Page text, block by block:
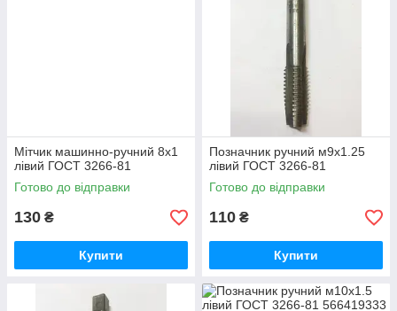
Мітчик машинно-ручний 8х1
лівий ГОСТ 3266-81
Готово до відправки
130 ₴
Купити
Позначник ручний м9х1.25
лівий ГОСТ 3266-81
Готово до відправки
110 ₴
Купити